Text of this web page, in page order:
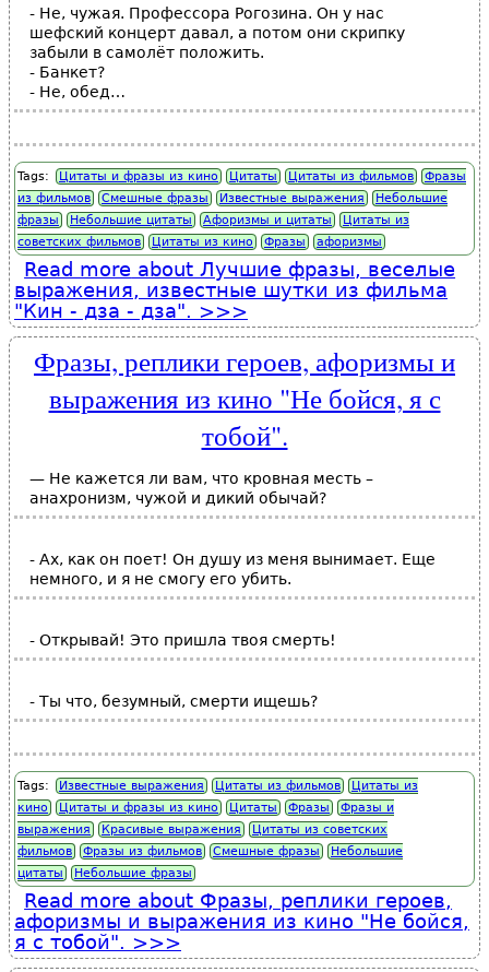
- Не, чужая. Профессора Рогозина. Он у нас
шефский концерт давал, а потом они скрипку
забыли в самолёт положить.
- Банкет?
- Не, обед…
Tags: Цитаты и фразы из кино Цитаты Цитаты из фильмов
Фразы
из фильмов
Смешные фразы Известные выражения
Небольшие
фразы
Небольшие цитаты Афоризмы и цитаты
Цитаты из
советских фильмов
Цитаты из кино Фразы афоризмы
Read more about Лучшие фразы, веселые
выражения, известные шутки из фильма
"Кин - дза - дза".
Фразы, реплики героев, афоризмы и
выражения из кино "Не бойся, я с
тобой".
— Не кажется ли вам, что кровная месть –
анахронизм, чужой и дикий обычай?
- Ах, как он поет! Он душу из меня вынимает. Еще
немного, и я не смогу его убить.
- Открывай! Это пришла твоя смерть!
- Ты что, безумный, смерти ищешь?
Tags: Известные выражения Цитаты из фильмов
Цитаты из
кино
Цитаты и фразы из кино Цитаты Фразы
Фразы и
выражения
Красивые выражения
Цитаты из советских
фильмов
Фразы из фильмов Смешные фразы
Небольшие
цитаты
Небольшие фразы
Read more about Фразы, реплики героев,
афоризмы и выражения из кино "Не бойся,
я с тобой".